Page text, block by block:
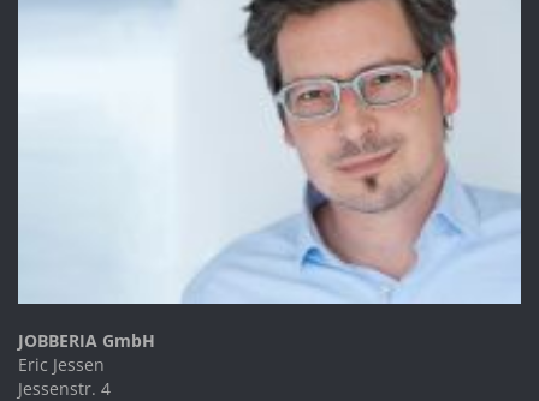
JOBBERIA GmbH
Eric Jessen
Jessenstr. 4